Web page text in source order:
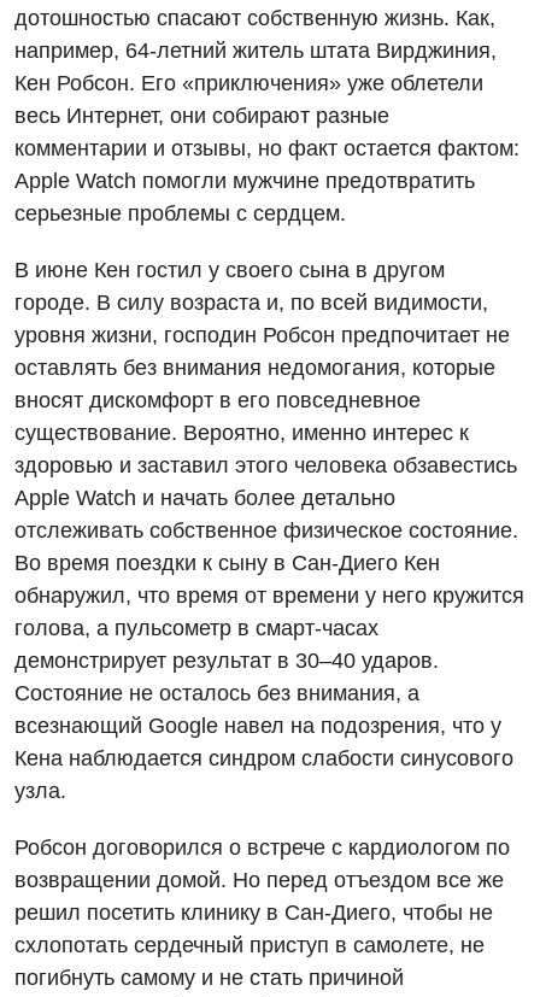
Детская ортопедия и травматология
Детская оториноларингология
Детская урология
Детская эндокринология
Педиатрия
дотошностью спасают собственную жизнь. Как,
например, 64-летний житель штата Вирджиния,
Кен Робсон. Его «приключения» уже облетели
весь Интернет, они собирают разные
комментарии и отзывы, но факт остается фактом:
Apple Watch помогли мужчине предотвратить
серьезные проблемы с сердцем.
В июне Кен гостил у своего сына в другом
городе. В силу возраста и, по всей видимости,
уровня жизни, господин Робсон предпочитает не
оставлять без внимания недомогания, которые
вносят дискомфорт в его повседневное
существование. Вероятно, именно интерес к
здоровью и заставил этого человека обзавестись
Apple Watch и начать более детально
отслеживать собственное физическое состояние.
Во время поездки к сыну в Сан-Диего Кен
обнаружил, что время от времени у него кружится
голова, а пульсометр в смарт-часах
демонстрирует результат в 30–40 ударов.
Состояние не осталось без внимания, а
всезнающий Google навел на подозрения, что у
Кена наблюдается синдром слабости синусового
узла.
Робсон договорился о встрече с кардиологом по
возвращении домой. Но перед отъездом все же
решил посетить клинику в Сан-Диего, чтобы не
схлопотать сердечный приступ в самолете, не
погибнуть самому и не стать причиной